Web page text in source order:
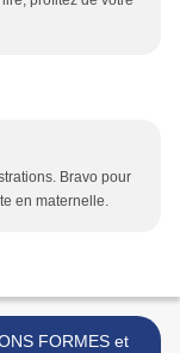
Bravo pour
en maternelle.
FORMES et